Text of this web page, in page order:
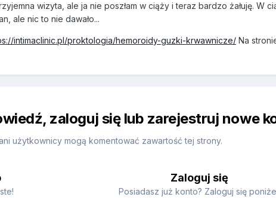
wizyta, ale ja nie poszłam w ciąży i teraz bardzo żałuję. W
ale nic to nie dawało...
intimaclinic.pl/proktologia/hemoroidy-guzki-krwawnicze/ Na
zaloguj się lub zarejestruj nowe
użytkownicy mogą komentować zawartość tej strony.
Zaloguj się
Posiadasz już konto? Zaloguj się